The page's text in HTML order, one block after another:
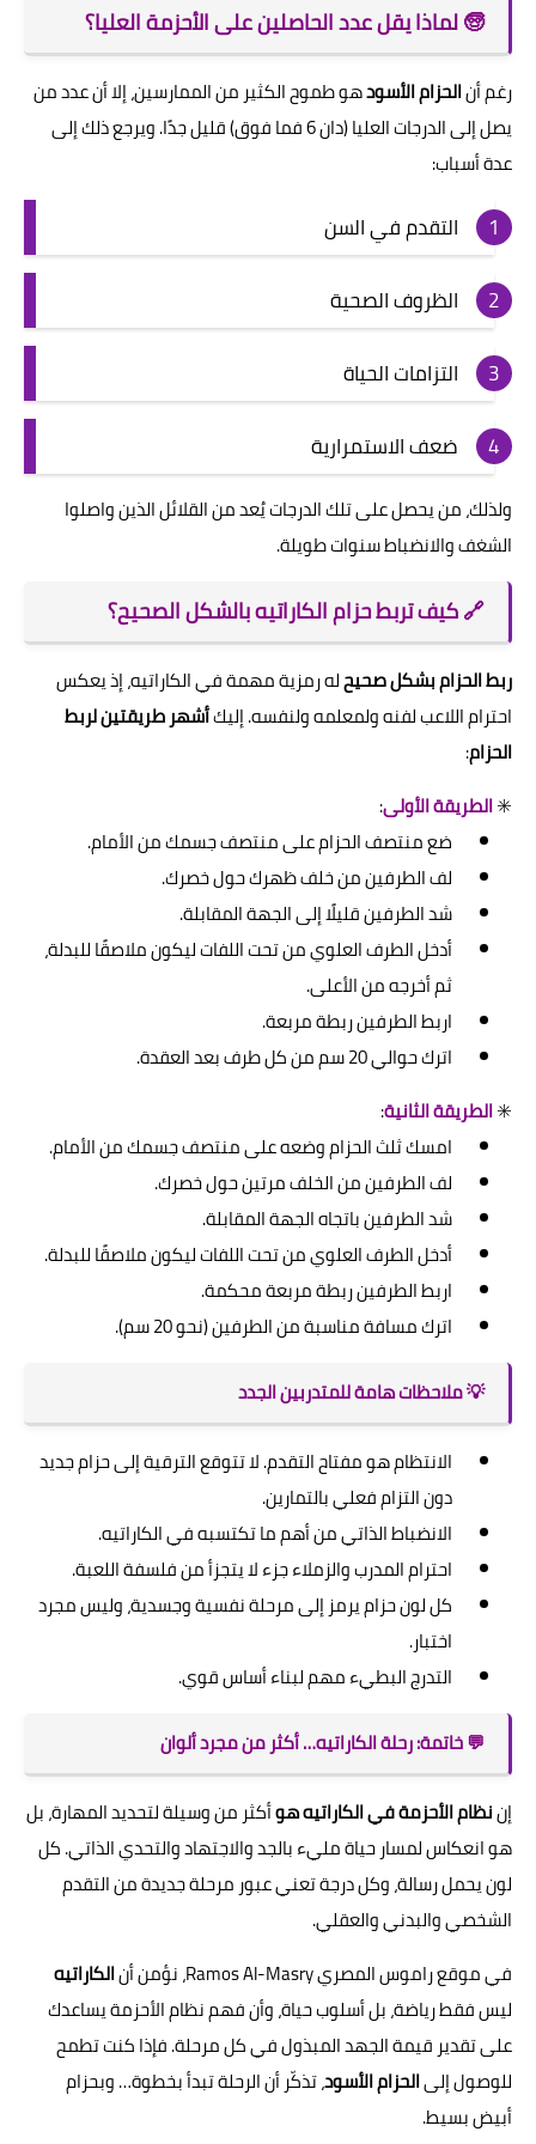
🧓 لماذا يقل عدد الحاصلين على الأحزمة العليا؟
رغم أنالحزام الأسودهو طموح الكثير من الممارسين، إلا أن عدد من
يصل إلى الدرجات العليا (دان 6 فما فوق) قليل جدًا. ويرجع ذلك إلى
عدة أسباب:
التقدم في السن
الظروف الصحية
التزامات الحياة
ضعف الاستمرارية
ولذلك، من يحصل على تلك الدرجات يُعد من القلائل الذين واصلوا
الشغف والانضباط سنوات طويلة.
🔗 كيف تربط حزام الكاراتيه بالشكل الصحيح؟
ربط الحزام بشكل صحيحله رمزية مهمة في الكاراتيه، إذ يعكس
احترام اللاعب لفنه ولمعلمه ولنفسه. إليكأشهر طريقتين لربط
الحزام:
✳️الطريقة الأولى:
ضع منتصف الحزام على منتصف جسمك من الأمام.
لف الطرفين من خلف ظهرك حول خصرك.
شد الطرفين قليلًا إلى الجهة المقابلة.
أدخل الطرف العلوي من تحت اللفات ليكون ملاصقًا للبدلة،
ثم أخرجه من الأعلى.
اربط الطرفين ربطة مربعة.
اترك حوالي 20 سم من كل طرف بعد العقدة.
✳️الطريقة الثانية:
امسك ثلث الحزام وضعه على منتصف جسمك من الأمام.
لف الطرفين من الخلف مرتين حول خصرك.
شد الطرفين باتجاه الجهة المقابلة.
أدخل الطرف العلوي من تحت اللفات ليكون ملاصقًا للبدلة.
اربط الطرفين ربطة مربعة محكمة.
اترك مسافة مناسبة من الطرفين (نحو 20 سم).
💡 ملاحظات هامة للمتدربين الجدد
الانتظام هو مفتاح التقدم. لا تتوقع الترقية إلى حزام جديد
دون التزام فعلي بالتمارين.
الانضباط الذاتي من أهم ما تكتسبه في الكاراتيه.
احترام المدرب والزملاء جزء لا يتجزأ من فلسفة اللعبة.
كل لون حزام يرمز إلى مرحلة نفسية وجسدية، وليس مجرد
اختبار.
التدرج البطيء مهم لبناء أساس قوي.
💬 خاتمة: رحلة الكاراتيه… أكثر من مجرد ألوان
إننظام الأحزمة في الكاراتيه هوأكثر من وسيلة لتحديد المهارة، بل
هو انعكاس لمسار حياة مليء بالجد والاجتهاد والتحدي الذاتي. كل
لون يحمل رسالة، وكل درجة تعني عبور مرحلة جديدة من التقدم
الشخصي والبدني والعقلي.
في موقع راموس المصري Ramos Al-Masry، نؤمن أن
الكاراتيه
ليس فقط رياضة، بل أسلوب حياة، وأن فهم نظام الأحزمة يساعدك
على تقدير قيمة الجهد المبذول في كل مرحلة. فإذا كنت تطمح
للوصول إلىالحزام الأسود، تذكّر أن الرحلة تبدأ بخطوة… وبحزام
أبيض بسيط.